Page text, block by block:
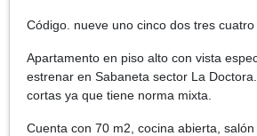
Código. nueve uno cinco dos tres cuatro
Apartamento en piso alto con vista
estrenar en Sabaneta sector La
cortas ya que tiene norma mixta.
Cuenta con 70 m2, cocina abierta, salón